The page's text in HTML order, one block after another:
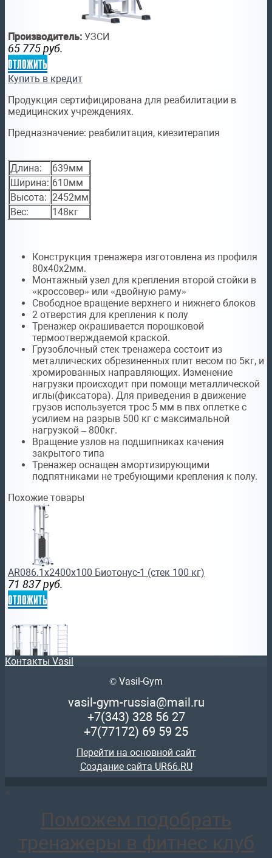
Производитель: УЗСИ
65 775 руб.
отложить
Купить в кредит
Продукция сертифицирована для реабилитации в
медицинских учреждениях.
Предназначение: реабилитация, киезитерапия
Длина:
639мм
Ширина: 610мм
Высота: 2452мм
Вес:
148кг
Конструкция тренажера изготовлена из профиля
80х40х2мм.
Монтажный узел для крепления второй стойки в
«кроссовер» или «двойную раму»
Свободное вращение верхнего и нижнего блоков
2 отверстия для крепления к полу
Тренажер окрашивается порошковой
термоотверждаемой краской.
Грузоблочный стек тренажера состоит из
металлических обрезиненных плит весом по 5кг, и
хромированных направляющих. Изменение
нагрузки происходит при помощи металлической
иглы(фиксатора). Для приведения в движение
грузов используется трос 5 мм в пвх оплетке с
усилием на разрыв 500 кг с максимальной
нагрузкой – 800кг.
Вращение узлов на подшипниках качения
закрытого типа
Тренажер оснащен амортизирующими
подпятниками не требующими крепления к полу.
Похожие товары
AR086.1х2400х100 Биотонус-1 (стек 100 кг)
71 837 руб.
отложить
AR088.2х2400 Биотонус-2+шведская стенка (стек 2х75кг)
отложить
Контакты Vasil
© Vasil-Gym
vasil-gym-russia@mail.ru
+7(343) 328 56 27
+7(77172) 69 59 25
Перейти на основной сайт
Создание сайта UR66.RU
×
Поможем подобрать
тренажеры в фитнес клуб